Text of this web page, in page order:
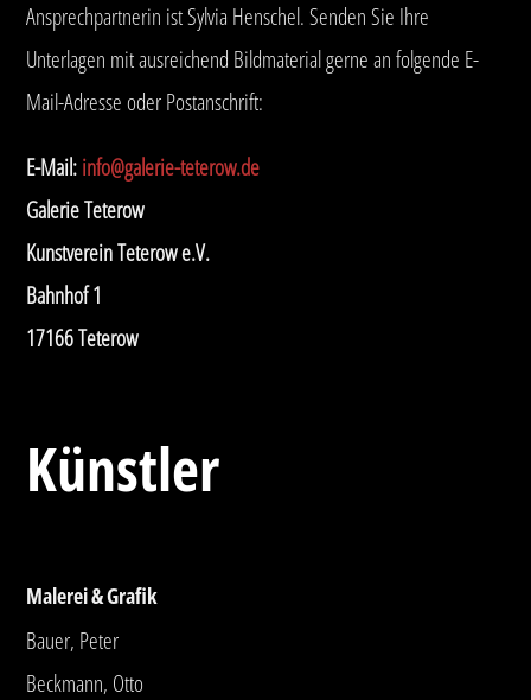
Ansprechpartnerin ist Sylvia Henschel. Senden Sie Ihre
Unterlagen mit ausreichend Bildmaterial gerne an folgende E-
Mail-Adresse oder Postanschrift:
E-Mail:info@galerie-teterow.de
Galerie Teterow
Kunstverein Teterow e.V.
Bahnhof 1
17166 Teterow
Künstler
Malerei & Grafik
Bauer, Peter
Beckmann, Otto